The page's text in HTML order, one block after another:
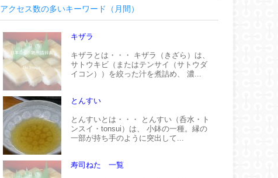
アクセス数の多いキーワード（月間）
キザラ
キザラとは・・・ キザラ（きざら）は、
サトウキビ（またはテンサイ（サトウダ
イコン））を絞った汁を煮詰め、 濃...
とんすい
とんすいとは・・・ とんすい（呑水・ト
ンスイ・tonsui）は、 小鉢の一種。縁の
一部が持ち手のように突出して...
寿司ねた 一覧